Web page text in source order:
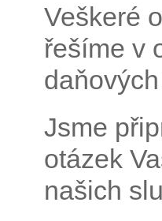
Veškeré
řešíme v
Jsme
otázek
našich